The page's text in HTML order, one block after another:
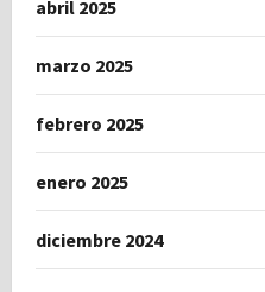
abril 2025
marzo 2025
febrero 2025
enero 2025
diciembre 2024